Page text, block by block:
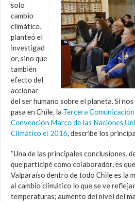
solo
cambio
climático,
planteó el
investigad
or, sino que
también
efecto del
accionar
del ser humano sobre el planeta. Si
pasa en Chile, la Tercera
Convención Marco de las Naciones
Climático el 2016, describe los
“Una de las principales conclusiones,
que participé como colaborador, es
Valparaíso dentro de todo Chile es la
al cambio climático lo que se ve
temperaturas; aumento del nivel del